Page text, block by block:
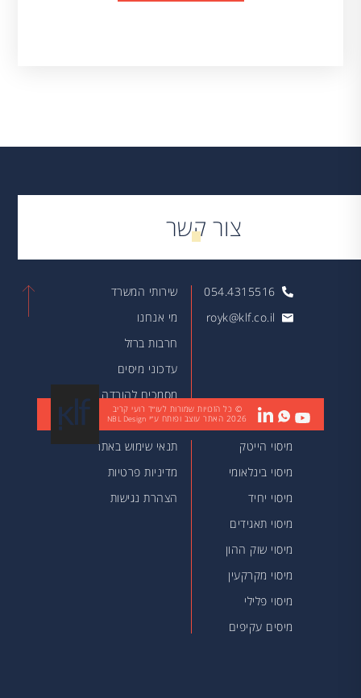
צור קשר
054.4315516
royk@klf.co.il
שירותי המשרד
מי אנחנו
חרבות ברזל
עדכוני מיסים
מסמכים להורדה
מאמרים
מיסוי הייטק
מיסוי בינלאומי
מיסוי יחיד
מיסוי תאגידים
מיסוי שוק ההון
מיסוי מקרקעין
מיסוי פלילי
מיסים עקיפים
תנאי שימוש באתר
מדיניות פרטיות
הצהרת נגישות
© כל הזכויות שמורות לעו״ד רועי קריב
2026 האתר עוצב ופותח ע״י NBL Design